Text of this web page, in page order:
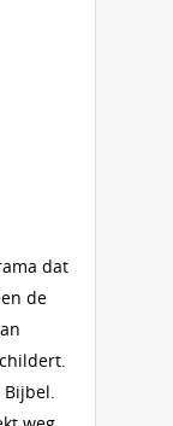
dat
de
Bijbel.